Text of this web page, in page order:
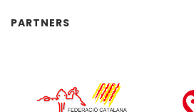
PARTNERS